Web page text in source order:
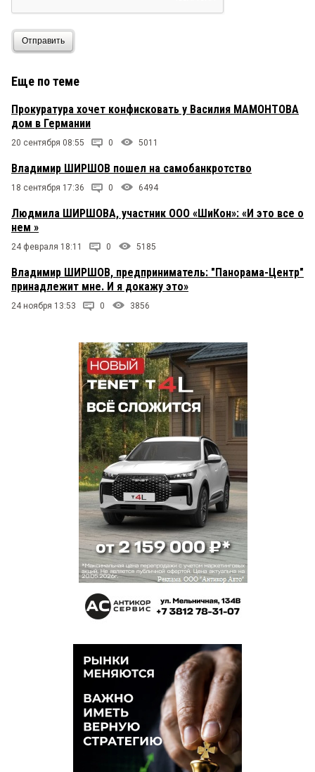
Отправить
Еще по теме
Прокуратура хочет конфисковать у Василия МАМОНТОВА
дом в Германии
20 сентября 08:55 0 5011
Владимир ШИРШОВ пошел на самобанкротство
18 сентября 17:36 0 6494
Людмила ШИРШОВА, участник ООО «ШиКон»: «И это все о
нем »
24 февраля 18:11 0 5185
Владимир ШИРШОВ, предприниматель: "Панорама-Центр"
принадлежит мне. И я докажу это»
24 ноября 13:53 0 3856